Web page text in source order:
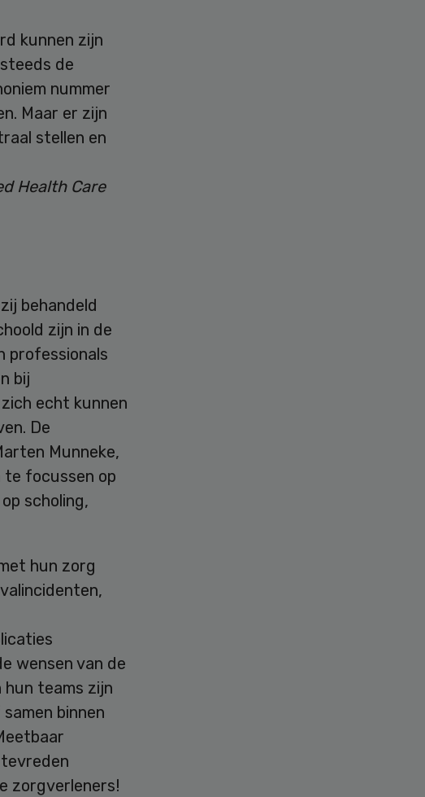
kunnen zijn
de
nummer
Maar er zijn
stellen en
Health Care
behandeld
zijn in de
professionals
bij
echt kunnen
De
Munneke,
te focussen op
scholing,
hun zorg
wensen van de
teams zijn
binnen
zorgverleners!